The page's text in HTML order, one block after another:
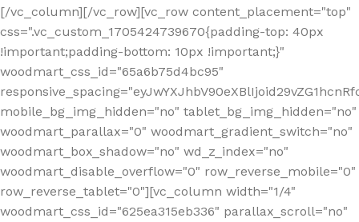
[/vc_column][/vc_row][vc_row content_placement="top"
css=".vc_custom_1705424739670{padding-top: 40px
!important;padding-bottom: 10px !important;}"
woodmart_css_id="65a6b75d4bc95"
mobile_bg_img_hidden="no" tablet_bg_img_hidden="no"
woodmart_parallax="0" woodmart_gradient_switch="no"
woodmart_box_shadow="no" wd_z_index="no"
woodmart_disable_overflow="0" row_reverse_mobile="0"
row_reverse_tablet="0"][vc_column width="1/4"
woodmart_css_id="625ea315eb336" parallax_scroll="no"